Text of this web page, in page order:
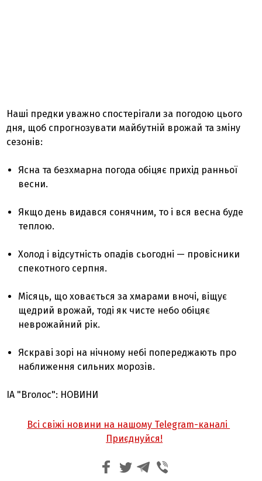
Наші предки уважно спостерігали за погодою цього
дня, щоб спрогнозувати майбутній врожай та зміну
сезонів:
Ясна та безхмарна погода обіцяє прихід ранньої
весни.
Якщо день видався сонячним, то і вся весна буде
теплою.
Холод і відсутність опадів сьогодні — провісники
спекотного серпня.
Місяць, що ховається за хмарами вночі, віщує
щедрий врожай, тоді як чисте небо обіцяє
неврожайний рік.
Яскраві зорі на нічному небі попереджають про
наближення сильних морозів.
ІА "Вголос": НОВИНИ
Всі свіжі новини на нашому Telegram-каналі
Приєднуйся!